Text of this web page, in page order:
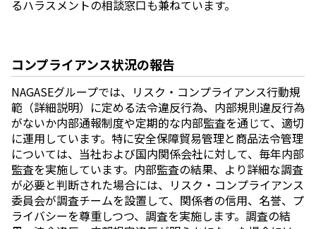
るハラスメントの相談窓口も兼ねています。
コンプライアンス状況の報告
NAGASEグループでは、リスク・コンプライアンス行動規
範（詳細説明）に定める法令違反行為、内部規則違反行為
がないか内部通報制度や定期的な内部監査を通じて、適切
に運用しています。特に安全保障貿易管理と商品法令管理
については、当社および国内関係会社に対して、毎年内部
監査を実施しています。内部監査の結果、より詳細な調査
が必要と判断された場合には、リスク・コンプライアンス
委員会が調査チームを設置して、関係者の信用、名誉、プ
ライバシーを尊重しつつ、調査を実施します。調査の結